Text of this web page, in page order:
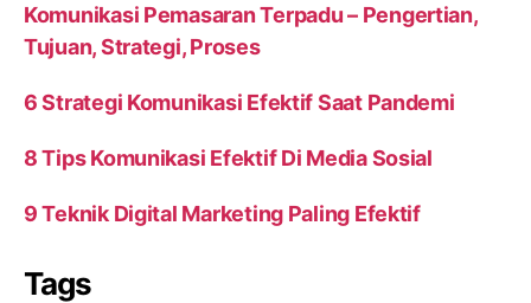
Komunikasi Pemasaran Terpadu – Pengertian,
Tujuan, Strategi, Proses
6 Strategi Komunikasi Efektif Saat Pandemi
8 Tips Komunikasi Efektif Di Media Sosial
9 Teknik Digital Marketing Paling Efektif
Tags